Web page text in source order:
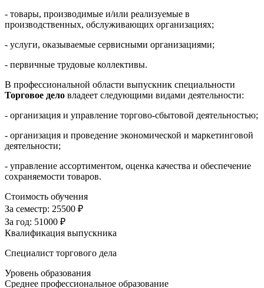
- товары, производимые и/или реализуемые в
производственных, обслуживающих организациях;
- услуги, оказываемые сервисными организациями;
- первичные трудовые коллективы.
В профессиональной области выпускник специальности
Торговое дело владеет следующими видами деятельности:
- организация и управление торгово-сбытовой деятельностью;
- организация и проведение экономической и маркетинговой
деятельности;
- управление ассортиментом, оценка качества и обеспечение
сохраняемости товаров.
Стоимость обучения
За семестр: 25500 ₽
За год: 51000 ₽
Квалификация выпускника
Специалист торгового дела
Уровень образования
Среднее профессиональное образование